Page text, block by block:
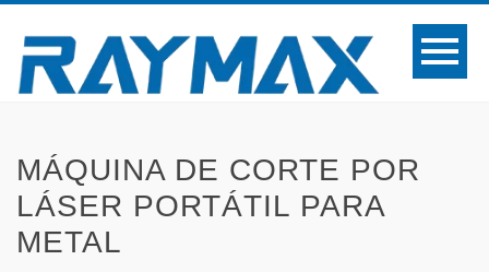
MÁQUINA DE CORTE POR
LÁSER PORTÁTIL PARA
METAL